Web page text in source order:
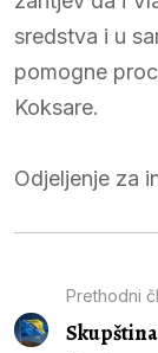
sredstva i u
pomogne
Koksare.
Odjeljenje za
Prethodni